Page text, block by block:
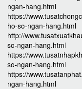
ngan-hang.html
https://
ho-so-ngan-hang.html
http://
so-ngan-hang.html
https://
so-ngan-hang.html
https://
ngan-hang.html